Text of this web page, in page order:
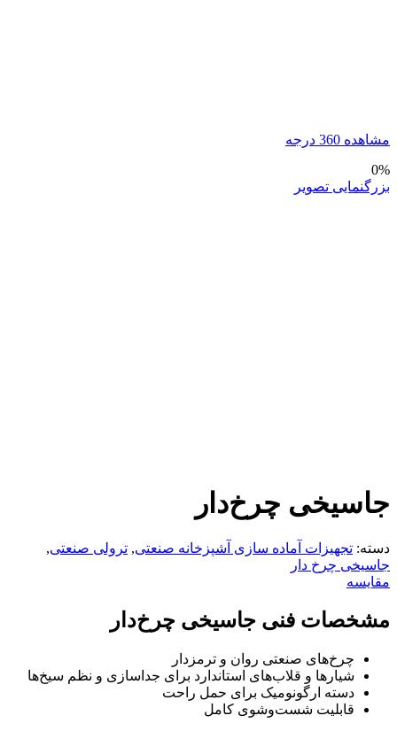
مشاهده 360 درجه
0%
بزرگنمایی تصویر
جاسیخی چرخ‌دار
دسته: تجهیزات آماده سازی آشپزخانه صنعتی, ترولی صنعتی,
جاسیخی چرخ دار
مقایسه
مشخصات فنی جاسیخی چرخ‌دار
چرخ‌های صنعتی روان و ترمزدار
شیارها و قلاب‌های استاندارد برای جداسازی و نظم سیخ‌ها
دسته ارگونومیک برای حمل راحت
قابلیت شست‌وشوی کامل